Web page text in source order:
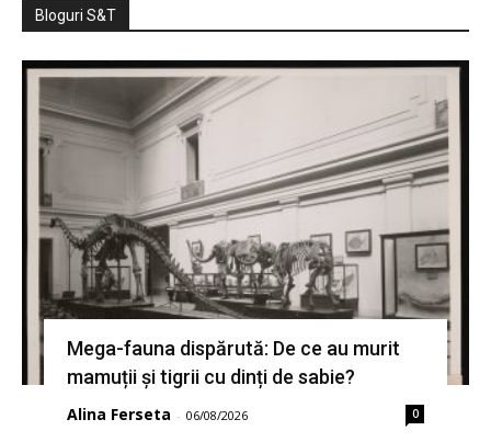
Bloguri S&T
Mega-fauna dispărută: De ce au murit
mamuții și tigrii cu dinți de sabie?
Alina Ferseta - 06/08/2026 0